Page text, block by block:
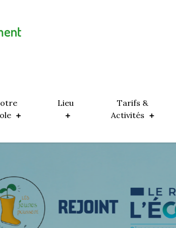
Lieu
Tarifs &
Activités